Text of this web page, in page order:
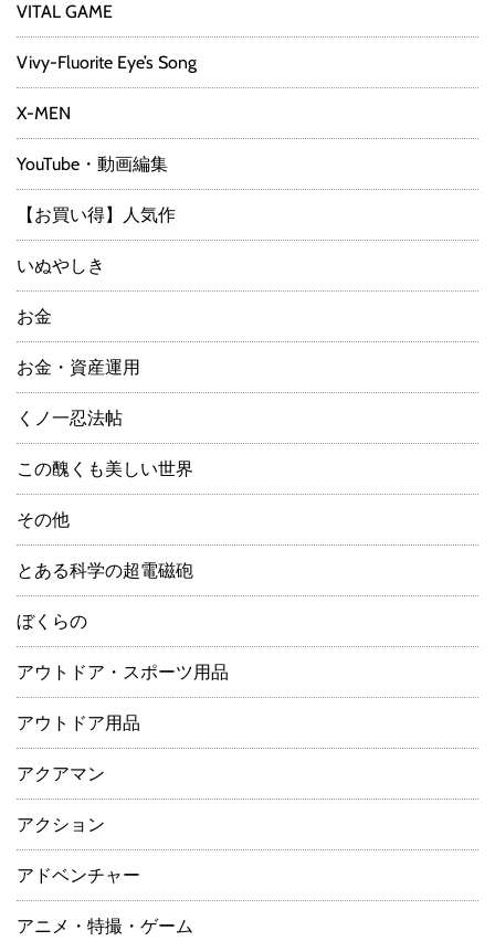
VITAL GAME
Vivy-Fluorite Eye’s Song
X-MEN
YouTube・動画編集
【お買い得】人気作
いぬやしき
お金
お金・資産運用
くノ一忍法帖
この醜くも美しい世界
その他
とある科学の超電磁砲
ぼくらの
アウトドア・スポーツ用品
アウトドア用品
アクアマン
アクション
アドベンチャー
アニメ・特撮・ゲーム